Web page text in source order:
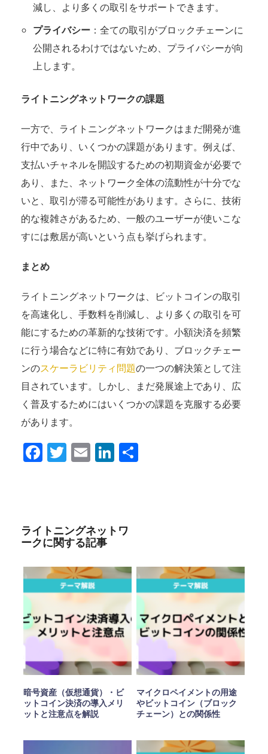
減し、より多くの取引をサポートできます。
プライバシー ：全ての取引がブロックチェーンに
公開されるわけではないため、プライバシーが向
上します。
ライトニングネットワークの課題
一方で、ライトニングネットワークはまだ開発が進
行中であり、いくつかの課題があります。例えば、
支払いチャネルを開設するための初期資金が必要で
あり、また、ネットワーク全体の流動性が十分でな
いと、取引が滞る可能性があります。さらに、技術
的な複雑さがあるため、一般のユーザーが使いこな
すには敷居が高いという点も挙げられます。
まとめ
ライトニングネットワークは、ビットコインの取引
を高速化し、手数料を削減し、より多くの取引を可
能にするための革新的な技術です。小額決済を頻繁
に行う場合などに特に有効であり、ブロックチェー
ンのスケーラビリティ問題の一つの解決策として注
目されています。しかし、まだ発展途上であり、広
く普及するためにはいくつかの課題を克服する必要
があります。
Facebook
Twitter
EmailLinkedIn
ライトニングネットワ
ークに関する記事
暗号資産（仮想通貨）・ビ
ットコイン決済の導入メリ
ットと注意点を解説
マイクロペイメントの用途
やビットコイン（ブロック
チェーン）との関係性